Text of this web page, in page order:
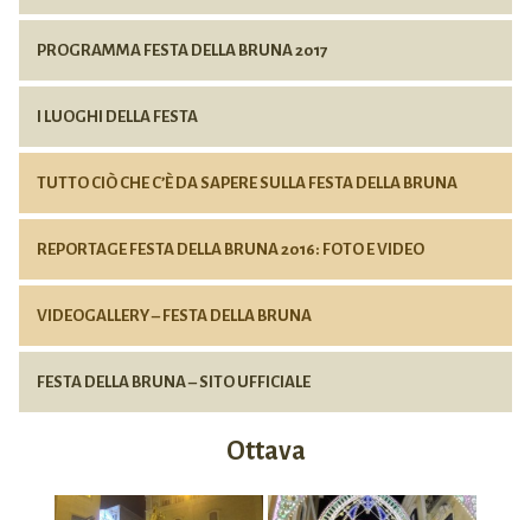
PROGRAMMA FESTA DELLA BRUNA 2017
I LUOGHI DELLA FESTA
TUTTO CIÒ CHE C’È DA SAPERE SULLA FESTA DELLA BRUNA
REPORTAGE FESTA DELLA BRUNA 2016: FOTO E VIDEO
VIDEOGALLERY – FESTA DELLA BRUNA
FESTA DELLA BRUNA – SITO UFFICIALE
Ottava